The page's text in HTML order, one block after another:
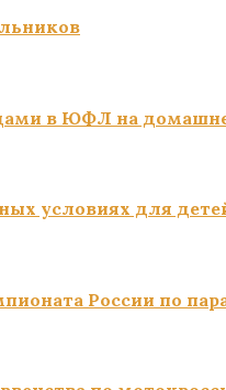
в ЮФЛ на
условиях для
России по